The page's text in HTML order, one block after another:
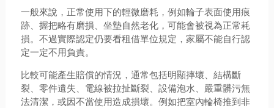
一般來說，正常使用下的輕微磨耗，例如輪子表面使用痕
跡、握把略有磨損、坐墊自然老化，可能會被視為正常耗
損。不過實際認定仍要看租借單位規定，家屬不能自行認
定一定不用負責。
比較可能產生賠償的情況，通常包括明顯摔壞、結構斷
裂、零件遺失、電線被拉扯斷裂、設備泡水、嚴重髒污無
法清潔，或因不當使用造成損壞。例如把室內輪椅推到非